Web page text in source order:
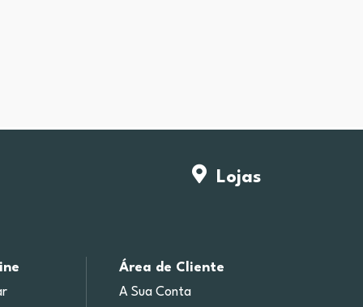
Lojas
Área de Cliente
A Sua Conta